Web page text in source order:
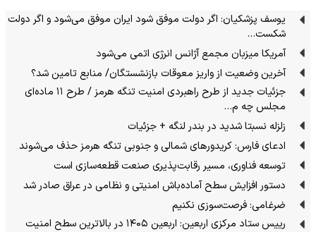
یوسف پزشکیان: اگر دولت موفق شود ایران موفق می‌شود و اگر دولت
شکست…
آمریکا میزبان مجمع آژانس انرژی اتمی می‌شود
آخرین وضعیت از واریز معوقات بازنشستگان/ منابع تامین شد؟
جزئیات جدید از طرح راهبردی امنیت تنگه هرمز / طرح ۱۱ ماده‌ای
مجلس چه م…
زلزله نسبتا شدید در بندر لنگه + جزئیات
ادعای فارس: کریدورهای شمالی و جنوبی تنگه هرمز حذف می‌شوند
توسعه فناوری، مسیر رقابت‌پذیری صنعت قطعه‌سازی است
دستور افزایش سطح آماده‌باش امنیتی و نظامی در عراق صادر شد
ضرغامی: فرصت‌سوزی نکنیم
رییس ستاد مرکزی اربعین: اربعین ۱۴۰۵ در بالاترین سطح امنیت